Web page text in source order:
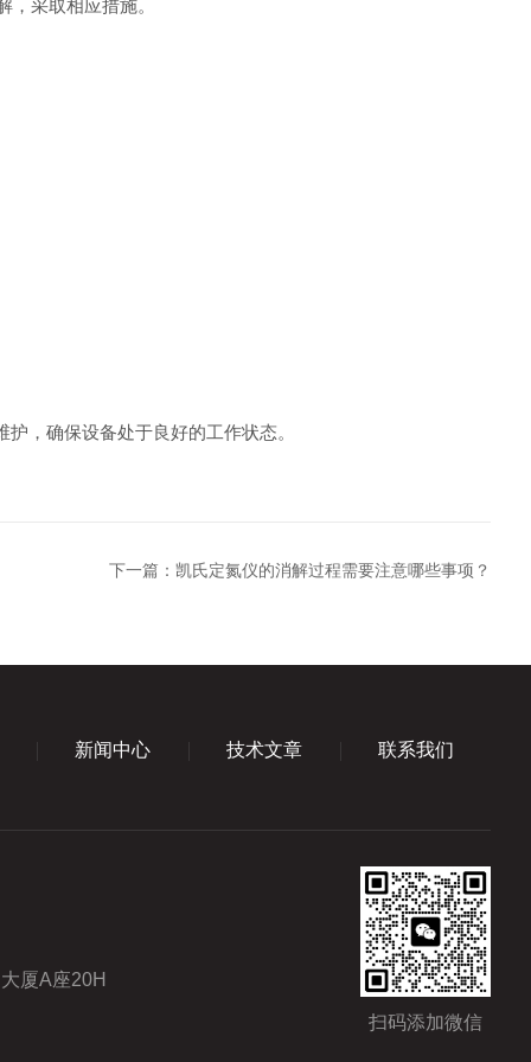
采取相应措施。
，确保设备处于良好的工作状态。
下一篇：凯氏定氮仪的消解过程需要注意哪些事项？
新闻中心 技术文章 联系我们
厦A座20H
扫码添加微信